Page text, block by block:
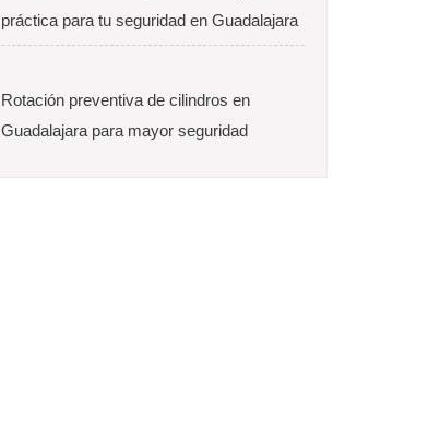
práctica para tu seguridad en Guadalajara
Rotación preventiva de cilindros en
Guadalajara para mayor seguridad